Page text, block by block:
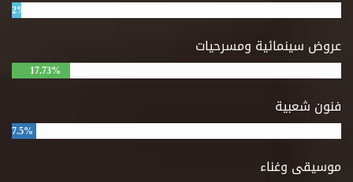
2%
عروض سينمائية ومسرحيات
17.73%
فنون شعبية
7.5%
موسيقى وغناء